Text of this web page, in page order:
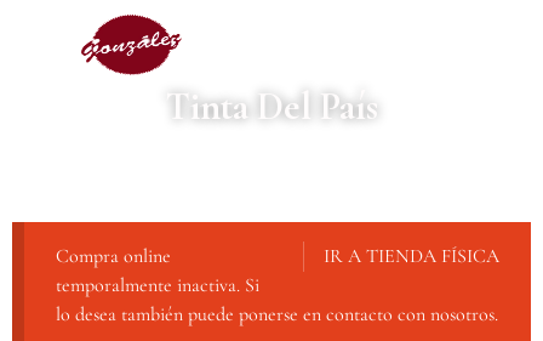
Tinta Del País
IR A TIENDA FÍSICA
Compra online
temporalmente inactiva. Si
lo desea también puede ponerse en contacto con nosotros.